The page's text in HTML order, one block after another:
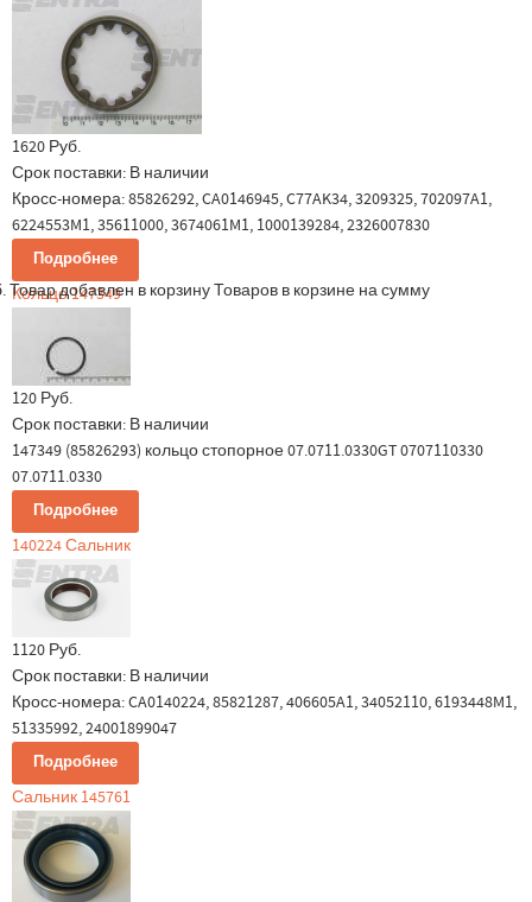
Товар добавлен в корзину Товаров в корзине на сумму
1620 Руб.
Срок поставки: В наличии
Кросс-номера: 85826292, CA0146945, C77AK34, 3209325, 702097A1,
6224553M1, 35611000, 3674061M1, 1000139284, 2326007830
Подробнее
Кольцо 147349
120 Руб.
Срок поставки: В наличии
147349 (85826293) кольцо стопорное 07.0711.0330GT 0707110330
07.0711.0330
Подробнее
140224 Сальник
1120 Руб.
Срок поставки: В наличии
Кросс-номера: CA0140224, 85821287, 406605A1, 34052110, 6193448M1,
51335992, 24001899047
Подробнее
Сальник 145761